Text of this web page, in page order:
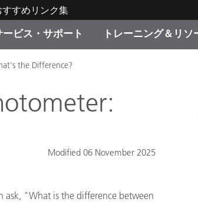
すめリンク集
生産終了製品：アップグレー
キャンペーン
ディスプレイメーカー＆プリ
リューション
消費者向け製品パッケージ
ビス・サポート
覧 弊社へのお問い合わせ
トレーニング＆リソ
X-Riteラーニングセンター
the Difference?
Modified 06 November 2025
ask, "What is the difference between